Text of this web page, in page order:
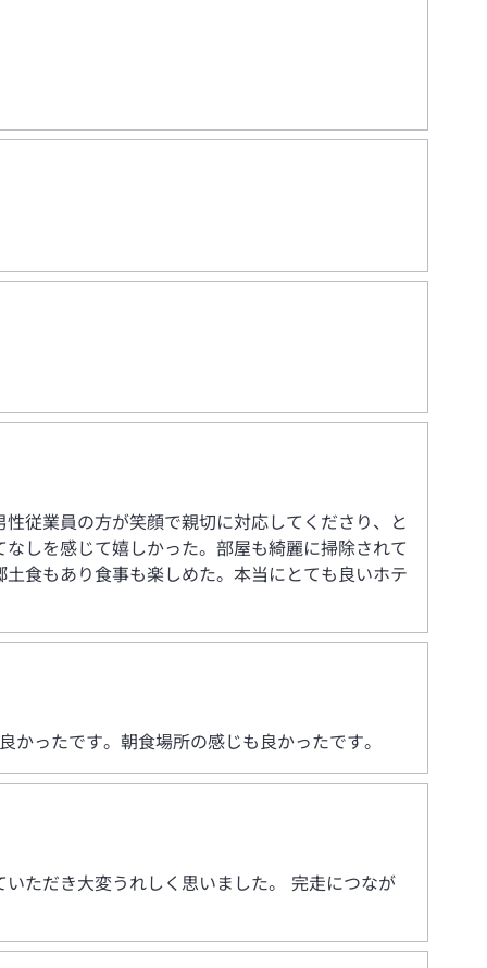
従業員の方が笑顔で親切に対応してくださり、と
しを感じて嬉しかった。部屋も綺麗に掃除されて
食もあり食事も楽しめた。本当にとても良いホテ
ったです。朝食場所の感じも良かったです。
ただき大変うれしく思いました。 完走につなが